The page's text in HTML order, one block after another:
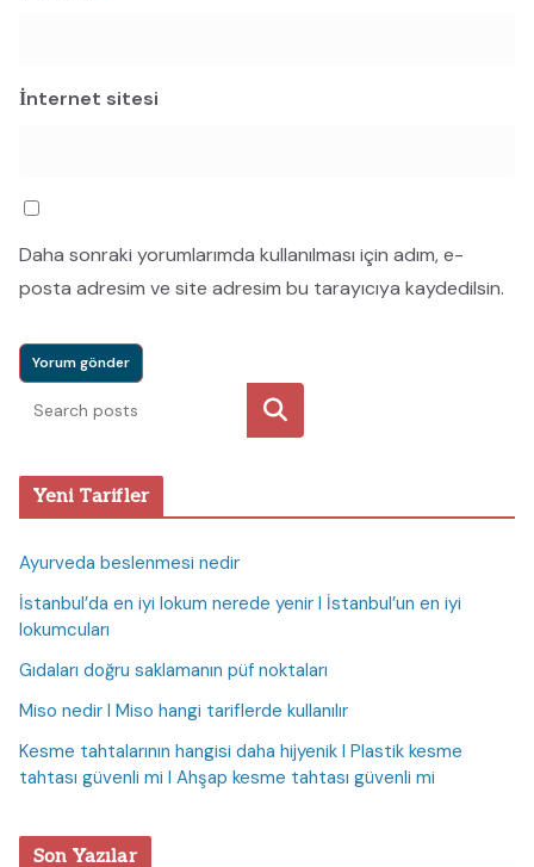
İnternet sitesi
Daha sonraki yorumlarımda kullanılması için adım, e-
posta adresim ve site adresim bu tarayıcıya kaydedilsin.
Ara
Yeni Tarifler
Ayurveda beslenmesi nedir
İstanbul’da en iyi lokum nerede yenir I İstanbul’un en iyi
lokumcuları
Gıdaları doğru saklamanın püf noktaları
Miso nedir I Miso hangi tariflerde kullanılır
Kesme tahtalarının hangisi daha hijyenik I Plastik kesme
tahtası güvenli mi I Ahşap kesme tahtası güvenli mi
Son Yazılar